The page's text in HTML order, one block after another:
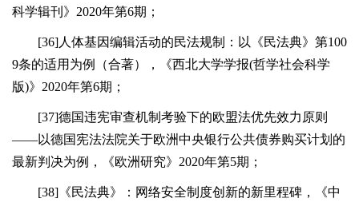
科学辑刊》2020年第6期；
[36]人体基因编辑活动的民法规制：以《民法典》第100
9条的适用为例（合著），《西北大学学报(哲学社会科学
版)》2020年第6期；
[37]德国违宪审查机制考验下的欧盟法优先效力原则
——以德国宪法法院关于欧洲中央银行公共债券购买计划的
最新判决为例，《欧洲研究》2020年第5期；
[38]《民法典》：网络安全制度创新的新里程碑，《中